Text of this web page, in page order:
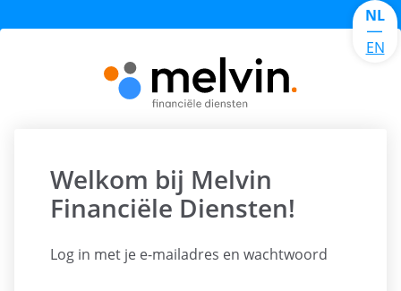
NL
|
EN
Welkom bij Melvin
Financiële Diensten!
Log in met je e-mailadres en wachtwoord